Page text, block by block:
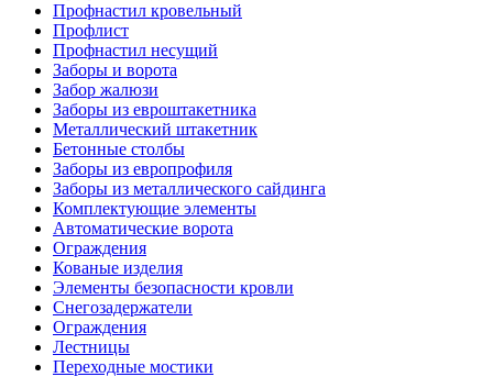
Профнастил кровельный
Профлист
Профнастил несущий
Заборы и ворота
Забор жалюзи
Заборы из евроштакетника
Металлический штакетник
Бетонные столбы
Заборы из европрофиля
Заборы из металлического сайдинга
Комплектующие элементы
Автоматические ворота
Ограждения
Кованые изделия
Элементы безопасности кровли
Снегозадержатели
Ограждения
Лестницы
Переходные мостики